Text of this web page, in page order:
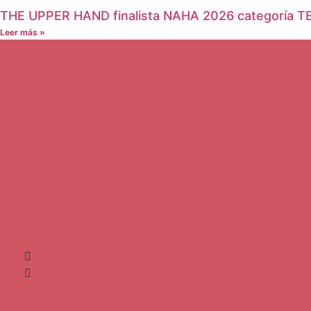
THE UPPER HAND finalista NAHA 2026 categoría
Leer más »